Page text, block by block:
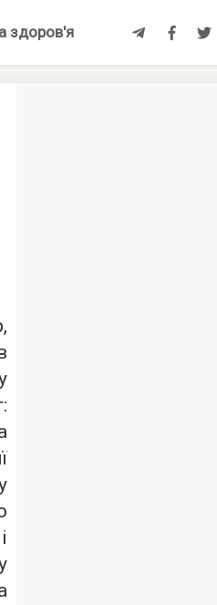
здоров'я